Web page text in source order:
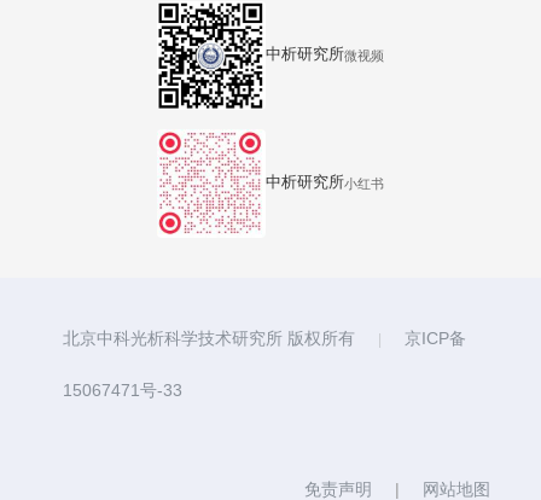
中析研究所微视频
中析研究所小红书
北京中科光析科学技术研究所 版权所有 京ICP备
15067471号-33
免责声明 | 网站地图